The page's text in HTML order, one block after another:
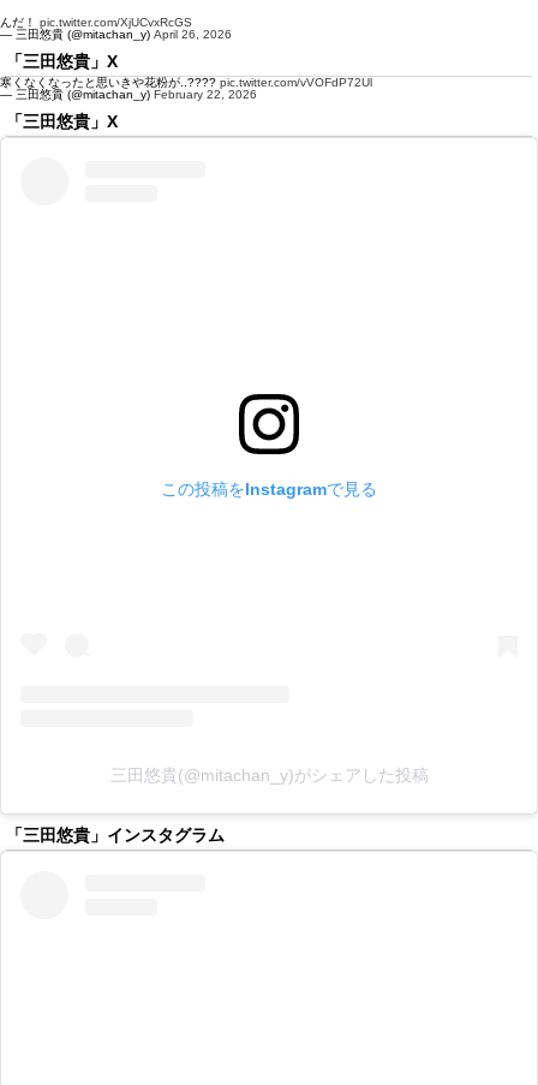
んだ！ pic.twitter.com/XjUCvxRcGS
— 三田悠貴 (@mitachan_y) April 26, 2026
「三田悠貴」X
寒くなくなったと思いきや花粉が..???? pic.twitter.com/vVOFdP72Ul
— 三田悠貴 (@mitachan_y) February 22, 2026
「三田悠貴」X
この投稿をInstagramで見る
三田悠貴(@mitachan_y)がシェアした投稿
「三田悠貴」インスタグラム